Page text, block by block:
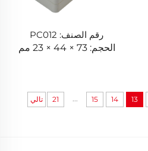
رقم الصنف: PC012
الحجم: 73 × 44 × 23 مم
13
14
15
...
21 تالي